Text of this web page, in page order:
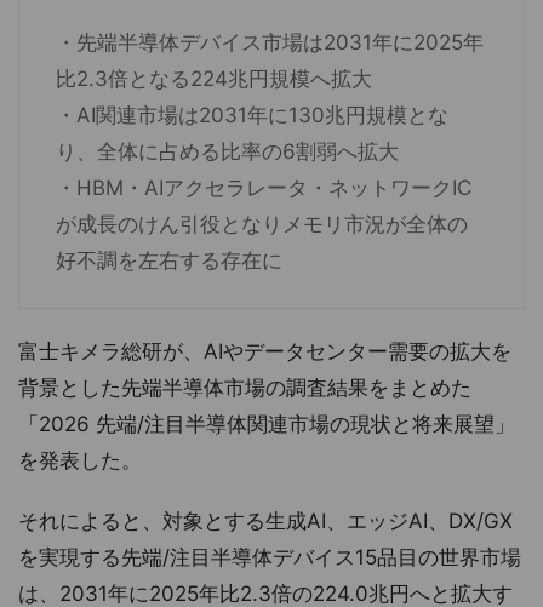
・先端半導体デバイス市場は2031年に2025年
比2.3倍となる224兆円規模へ拡大
・AI関連市場は2031年に130兆円規模とな
り、全体に占める比率の6割弱へ拡大
・HBM・AIアクセラレータ・ネットワークIC
が成長のけん引役となりメモリ市況が全体の
好不調を左右する存在に
富士キメラ総研が、AIやデータセンター需要の拡大を
背景とした先端半導体市場の調査結果をまとめた
「2026 先端/注目半導体関連市場の現状と将来展望」
を発表した。
それによると、対象とする生成AI、エッジAI、DX/GX
を実現する先端/注目半導体デバイス15品目の世界市場
は、2031年に2025年比2.3倍の224.0兆円へと拡大す